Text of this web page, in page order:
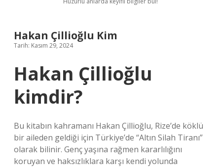
Hakan Çillioğlu Kim
Tarih: Kasım 29, 2024
Hakan Çillioğlu
kimdir?
Bu kitabın kahramanı Hakan Çillioğlu, Rize’de köklü
bir aileden geldiği için Türkiye’de “Altın Silah Tiranı”
olarak bilinir. Genç yaşına rağmen kararlılığını
koruyan ve haksızlıklara karşı kendi yolunda